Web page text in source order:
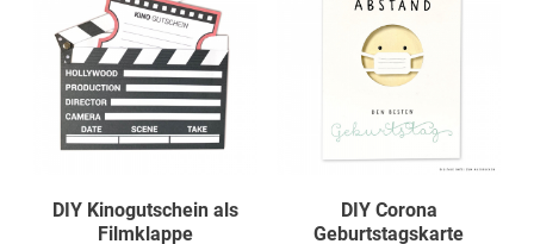
DIY Kinogutschein als
Filmklappe
DIY Corona
Geburtstagskarte